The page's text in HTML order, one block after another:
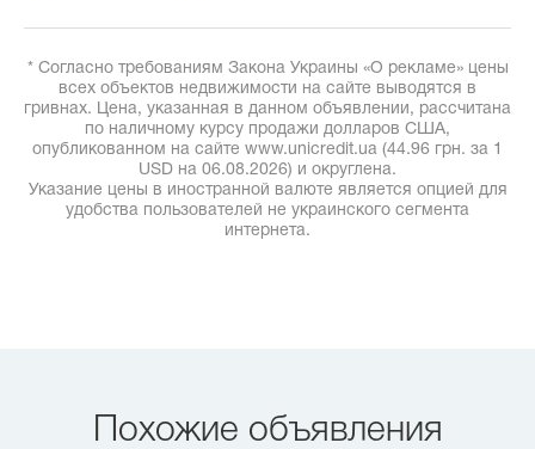
* Согласно требованиям Закона Украины «О рекламе» цены
всех объектов недвижимости на сайте выводятся в
гривнах. Цена, указанная в данном объявлении, рассчитана
по наличному курсу продажи долларов США,
опубликованном на сайте www.unicredit.ua (44.96 грн. за 1
USD на 06.08.2026) и округлена.
Указание цены в иностранной валюте является опцией для
удобства пользователей не украинского сегмента
интернета.
Похожие объявления